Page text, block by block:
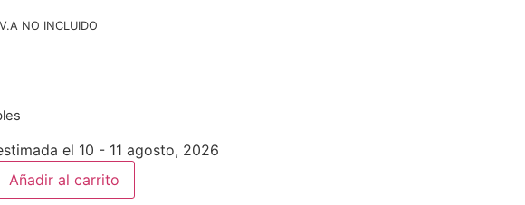
NO INCLUIDO
el 10 - 11 agosto, 2026
Añadir al carrito